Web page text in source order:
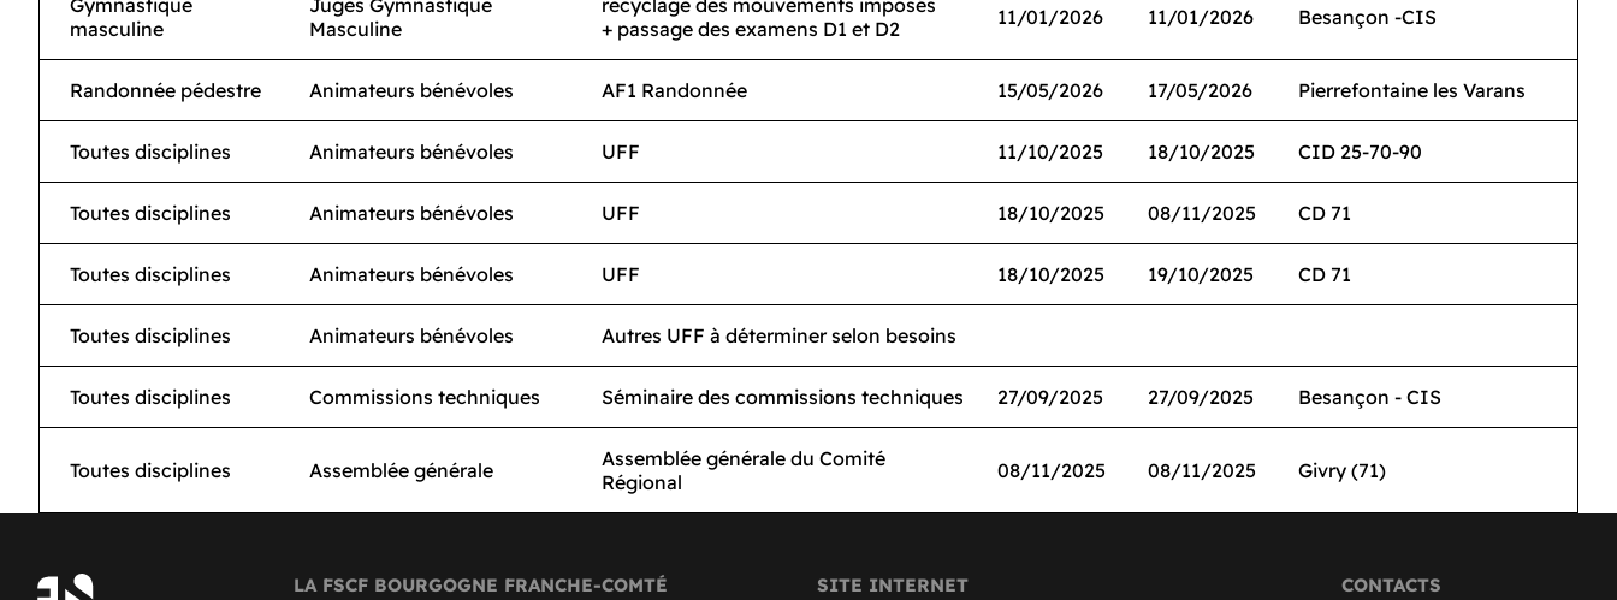
Gymnastique
masculine
Juges Gymnastique
Masculine
recyclage des mouvements imposés
+ passage des examens D1 et D2
11/01/2026 11/01/2026 Besançon -CIS
Randonnée pédestre Animateurs bénévoles AF1 Randonnée 15/05/2026 17/05/2026 Pierrefontaine les Varans
Toutes disciplines Animateurs bénévoles UFF 11/10/2025 18/10/2025 CID 25-70-90
Toutes disciplines Animateurs bénévoles UFF 18/10/2025 08/11/2025 CD 71
Toutes disciplines Animateurs bénévoles UFF 18/10/2025 19/10/2025 CD 71
Toutes disciplines Animateurs bénévoles Autres UFF à déterminer selon besoins
Toutes disciplines Commissions techniques Séminaire des commissions techniques 27/09/2025 27/09/2025 Besançon - CIS
Toutes disciplines Assemblée générale
Assemblée générale du Comité
Régional
08/11/2025 08/11/2025 Givry (71)
LA FSCF BOURGOGNE FRANCHE-COMTÉ SITE INTERNET CONTACTS